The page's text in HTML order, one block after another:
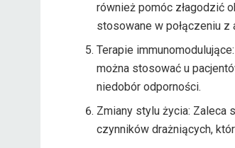
również pomóc złagodzić
stosowane w połączeniu
Terapie
można stosować u
niedobór odporności.
Zmiany stylu życia: Zaleca
czynników drażniących,